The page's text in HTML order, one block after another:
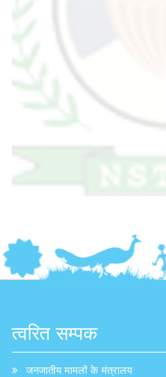
त्वरित सम्पक
जनजातीय मामलों के मंत्रालय